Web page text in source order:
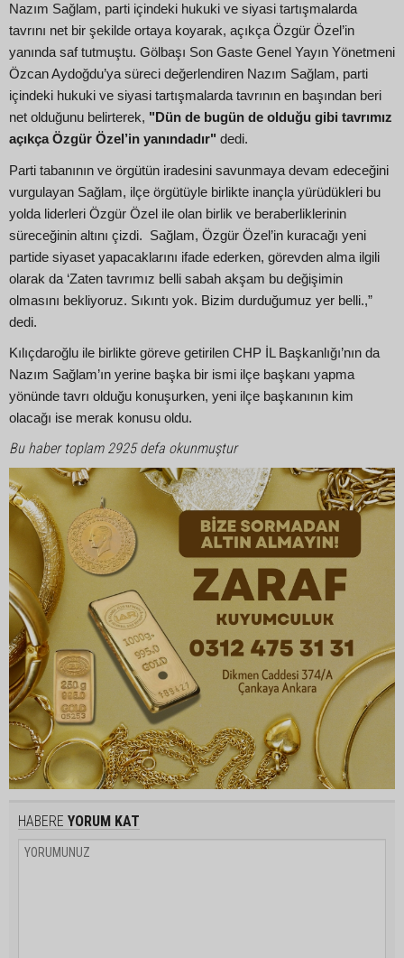
Nazım Sağlam, parti içindeki hukuki ve siyasi tartışmalarda
tavrını net bir şekilde ortaya koyarak, açıkça Özgür Özel’in
yanında saf tutmuştu. Gölbaşı Son Gaste Genel Yayın Yönetmeni
Özcan Aydoğdu’ya süreci değerlendiren Nazım Sağlam, parti
içindeki hukuki ve siyasi tartışmalarda tavrının en başından beri
net olduğunu belirterek, "Dün de bugün de olduğu gibi tavrımız
açıkça Özgür Özel’in yanındadır" dedi.
Parti tabanının ve örgütün iradesini savunmaya devam edeceğini
vurgulayan Sağlam, ilçe örgütüyle birlikte inançla yürüdükleri bu
yolda liderleri Özgür Özel ile olan birlik ve beraberliklerinin
süreceğinin altını çizdi. Sağlam, Özgür Özel’in kuracağı yeni
partide siyaset yapacaklarını ifade ederken, görevden alma ilgili
olarak da ‘Zaten tavrımız belli sabah akşam bu değişimin
olmasını bekliyoruz. Sıkıntı yok. Bizim durduğumuz yer belli.,”
dedi.
Kılıçdaroğlu ile birlikte göreve getirilen CHP İL Başkanlığı’nın da
Nazım Sağlam’ın yerine başka bir ismi ilçe başkanı yapma
yönünde tavrı olduğu konuşurken, yeni ilçe başkanının kim
olacağı ise merak konusu oldu.
Bu haber toplam 2925 defa okunmuştur
HABERE YORUM KAT